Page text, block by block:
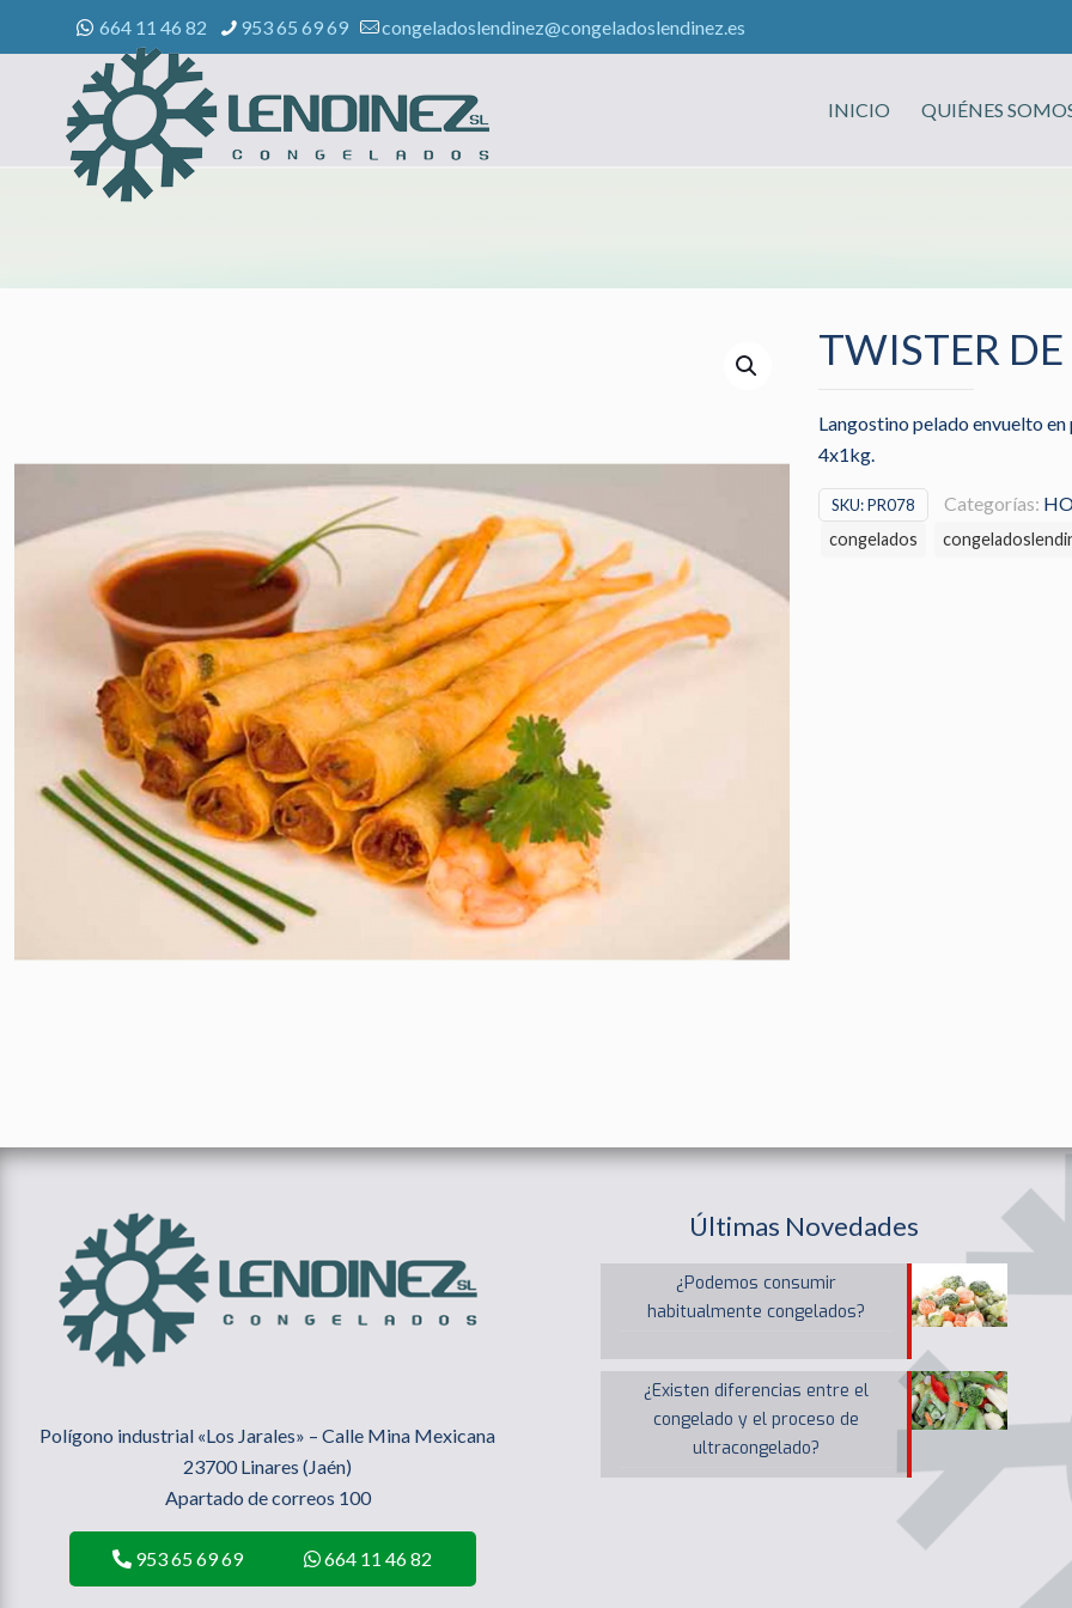
664 11 46 82 953 65 69 69 congeladoslendinez@congeladoslendinez.es
INICIO QUIÉNES
TWISTER
Langostino pelado envuelto
4x1kg.
SKU:PR078 Categorías:
congelados
Polígono industrial «Los Jarales» – Calle Mina Mexicana
23700 Linares (Jaén)
Apartado de correos 100
953 65 69 69 664 11 46 82
Últimas Novedades
¿Podemos consumir
habitualmente congelados?
¿Existen diferencias entre el
congelado y el proceso de
ultracongelado?